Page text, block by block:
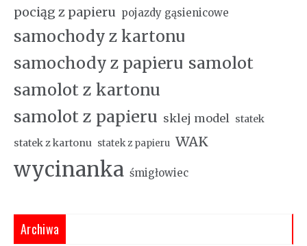
pociąg z papieru pojazdy gąsienicowe
samochody z kartonu
samochody z papieru samolot
samolot z kartonu
samolot z papieru sklej model
statek
statek z kartonu statek z papieru WAK
wycinanka śmigłowiec
Archiwa